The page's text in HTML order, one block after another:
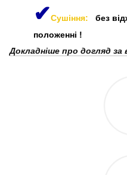
✔Сушіння:
без
положенні !
Докладніше про догляд за